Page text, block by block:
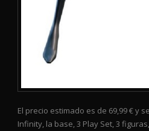
El precio estimado es de 69,99 € y
Infinity, la base, 3 Play Set, 3